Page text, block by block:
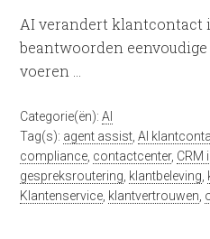
AI verandert klantcontact
beantwoorden
voeren …
Categorie(ën):AI
Tag(s): agent assist ,AI
compliance contactcenter, CRM
gespreksroutering klantbeleving
Klantenservice klantvertrouwen